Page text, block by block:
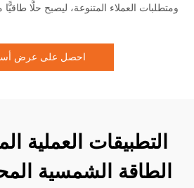
ومتطلبات العملاء المتنوعة، ليصبح حلًّا
احصل على عرض
التطبيقات العملية
الطاقة الشمسية